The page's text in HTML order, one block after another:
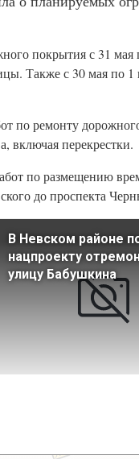
покрытия с 31
Также с 30 мая по
по ремонту
включая перекрестки.
по размещению
до проспекта
В Невском районе
нацпроекту
улицу Бабушкина